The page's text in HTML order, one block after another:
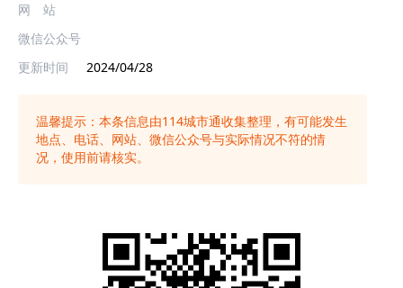
网 站
微信公众号
更新时间
2024/04/28
温馨提示：本条信息由114城市通收集整理，有可能发生
地点、电话、网站、微信公众号与实际情况不符的情
况，使用前请核实。